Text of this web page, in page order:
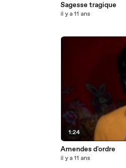
Sagesse tragique
il y a 11 ans
1:24
Amendes d'ordre
il y a 11 ans